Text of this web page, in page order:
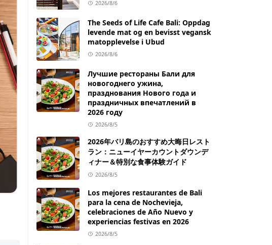
2026/8/6
The Seeds of Life Cafe Bali: Oppdag
levende mat og en bevisst vegansk
matopplevelse i Ubud
2026/8/6
Лучшие рестораны Бали для
новогоднего ужина,
празднования Нового года и
праздничных впечатлений в
2026 году
2026/8/5
2026年バリ島のおすすめ大晦日レスト
ラン：ニューイヤーカウントダウンデ
ィナー＆特別な食事体験ガイド
2026/8/5
Los mejores restaurantes de Bali
para la cena de Nochevieja,
celebraciones de Año Nuevo y
experiencias festivas en 2026
2026/8/5